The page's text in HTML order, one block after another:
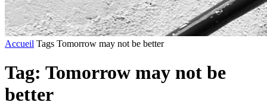
Accueil Tags Tomorrow may not be better
Tag: Tomorrow may not be
better